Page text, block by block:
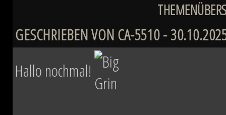
GESCHRIEBEN VON CA-5510 -
Hallo nochmal!